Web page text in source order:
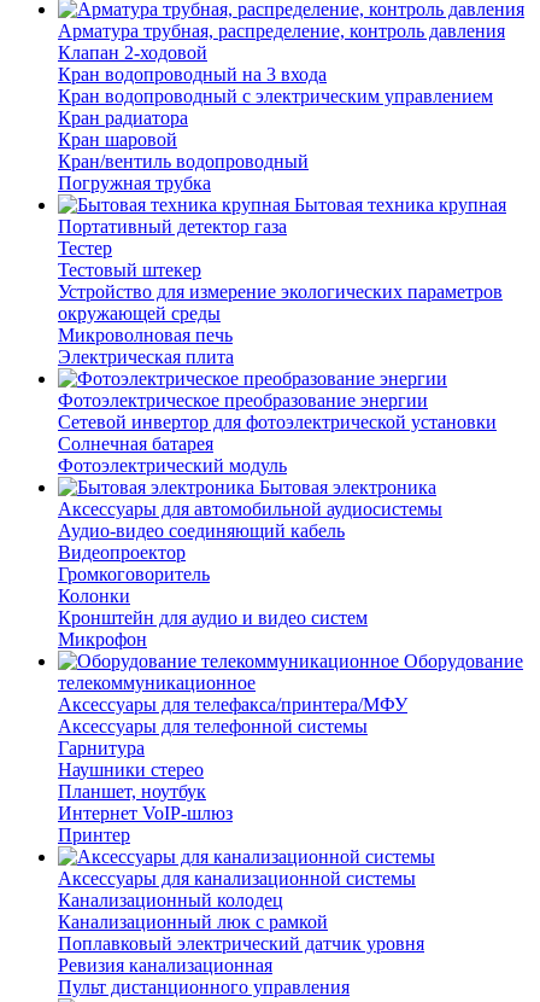
Арматура трубная, распределение, контроль давления
Клапан 2-ходовой
Кран водопроводный на 3 входа
Кран водопроводный с электрическим управлением
Кран радиатора
Кран шаровой
Кран/вентиль водопроводный
Погружная трубка
Бытовая техника крупная
Портативный детектор газа
Тестер
Тестовый штекер
Устройство для измерение экологических параметров
окружающей среды
Микроволновая печь
Электрическая плита
Фотоэлектрическое преобразование энергии
Сетевой инвертор для фотоэлектрической установки
Солнечная батарея
Фотоэлектрический модуль
Бытовая электроника
Аксессуары для автомобильной аудиосистемы
Аудио-видео соединяющий кабель
Видеопроектор
Громкоговоритель
Колонки
Кронштейн для аудио и видео систем
Микрофон
Оборудование
телекоммуникационное
Аксессуары для телефакса/принтера/МФУ
Аксессуары для телефонной системы
Гарнитура
Наушники стерео
Планшет, ноутбук
Интернет VoIP-шлюз
Принтер
Аксессуары для канализационной системы
Канализационный колодец
Канализационный люк с рамкой
Поплавковый электрический датчик уровня
Ревизия канализационная
Пульт дистанционного управления